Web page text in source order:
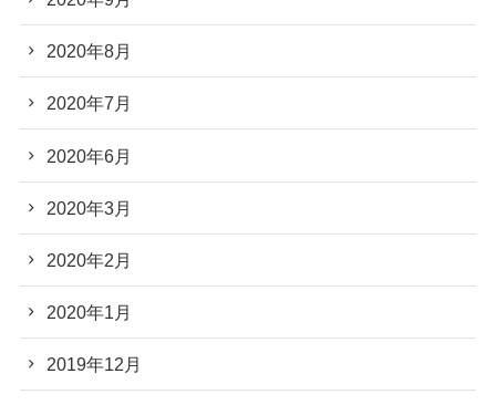
2020年8月
2020年7月
2020年6月
2020年3月
2020年2月
2020年1月
2019年12月